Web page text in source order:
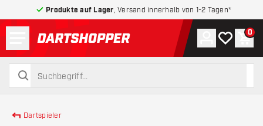
Produkte auf Lager , Versand innerhalb von 1-2 Tagen*
zurück zur Startseite
suchen
suchen
Konto
Meine 0
Dartspieler